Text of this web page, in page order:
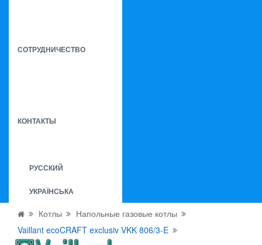
СОТРУДНИЧЕСТВО
КОНТАКТЫ
РУССКИЙ
УКРАЇНСЬКА
Котлы
Напольные газовые котлы
Vaillant ecoCRAFT exclusiv VKK 806/3-E